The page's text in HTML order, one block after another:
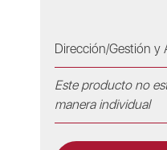
Dirección/Gestión y
Este producto no
manera individual